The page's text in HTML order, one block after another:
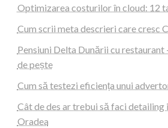
Optimizarea costurilor în cloud: 12
Cum scrii meta descrieri care cresc
Pensiuni Delta Dunării cu
de pește
Cum să testezi eficiența unui
Cât de des ar trebui să faci detailing
Oradea